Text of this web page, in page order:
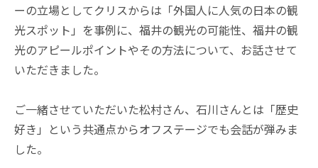
ーの立場としてクリスからは「外国人に人気の日本の観
光スポット」を事例に、福井の観光の可能性、福井の観
光のアピールポイントやその方法について、お話させて
いただきました。
ご一緒させていただいた松村さん、石川さんとは「歴史
好き」という共通点からオフステージでも会話が弾みま
した。